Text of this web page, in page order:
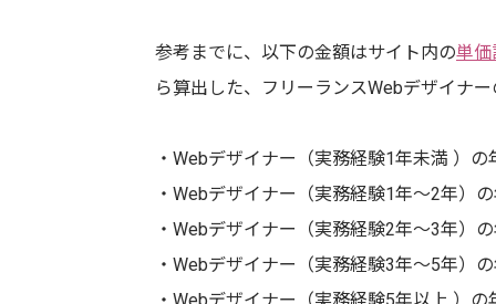
参考までに、以下の金額はサイト内の単価
ら算出した、フリーランスWebデザイナ
・Webデザイナー（実務経験1年未満 ）
・Webデザイナー（実務経験1年～2年）
・Webデザイナー（実務経験2年～3年）
・Webデザイナー（実務経験3年～5年）